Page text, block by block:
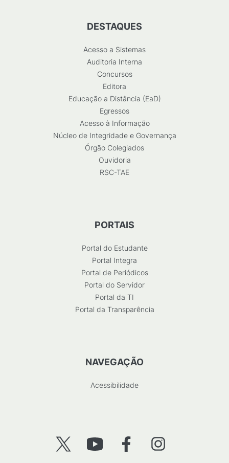
DESTAQUES
Acesso a Sistemas
Auditoria Interna
Concursos
Editora
Educação a Distância (EaD)
Egressos
Acesso à Informação
Núcleo de Integridade e Governança
Órgão Colegiados
Ouvidoria
RSC-TAE
PORTAIS
Portal do Estudante
Portal Integra
Portal de Periódicos
Portal do Servidor
Portal da TI
Portal da Transparência
NAVEGAÇÃO
Acessibilidade